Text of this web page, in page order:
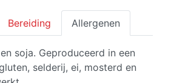
Bereiding Allergenen
soja. Geproduceerd in een
selderij, ei, mosterd en